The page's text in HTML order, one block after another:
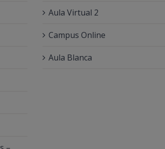
Aula Virtual 2
Campus Online
Aula Blanca